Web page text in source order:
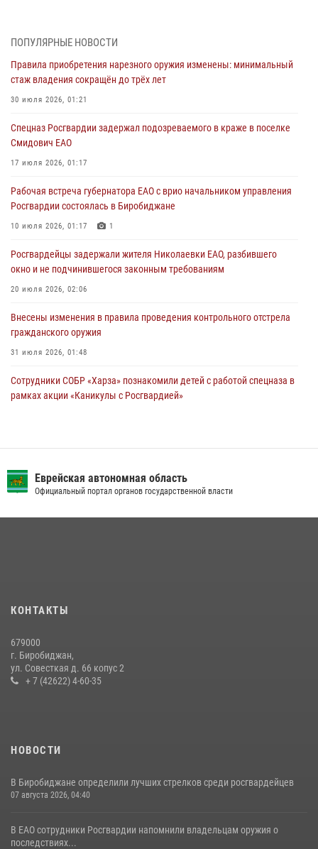
Российской Федерации
В Росгвардии вспоминают российских воинов, погибших в Первой
мировой войне 1914-1918 годов
Внесены изменения в правила проведения контрольного отстрела
гражданского оружия
Правила приобретения нарезного оружия изменены: минимальный
стаж владения сокращён до трёх лет
ПОПУЛЯРНЫЕ НОВОСТИ
Правила приобретения нарезного оружия изменены: минимальный
стаж владения сокращён до трёх лет
30 июля 2026, 01:21
Спецназ Росгвардии задержал подозреваемого в краже в поселке
Смидович ЕАО
17 июля 2026, 01:17
Рабочая встреча губернатора ЕАО с врио начальником управления
Росгвардии состоялась в Биробиджане
10 июля 2026, 01:17 1
Росгвардейцы задержали жителя Николаевки ЕАО, разбившего
окно и не подчинившегося законным требованиям
20 июля 2026, 02:06
Внесены изменения в правила проведения контрольного отстрела
гражданского оружия
31 июля 2026, 01:48
Сотрудники СОБР «Харза» познакомили детей с работой спецназа в
рамках акции «Каникулы с Росгвардией»
21 июля 2026, 04:18
13 июля 2026, 02:04
гражданского оружия в ЕАО
16 июля 2026, 02:01
Еврейская автономная область
Официальный портал органов государственной власти
КОНТАКТЫ
679000
г. Биробиджан,
ул. Совесткая д. 66 копус 2
+ 7 (42622) 4-60-35
НОВОСТИ
В Биробиджане определили лучших стрелков среди росгвардейцев
07 августа 2026, 04:40
В ЕАО сотрудники Росгвардии напомнили владельцам оружия о
последствиях...